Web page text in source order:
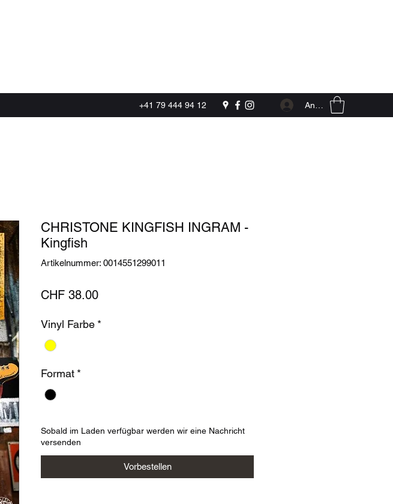
+41 79 444 94 12 Anmelden
CHRISTONE KINGFISH INGRAM -
Kingfish
Artikelnummer: 0014551299011
CHF 38.00Preis
Vinyl Farbe *
Format *
Sobald im Laden verfügbar werden wir eine Nachricht
versenden
Vorbestellen